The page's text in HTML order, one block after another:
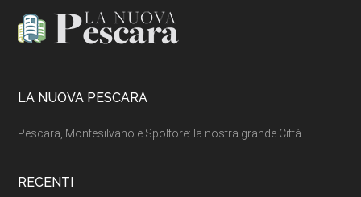
Footer
LA NUOVA PESCARA
Pescara, Montesilvano e Spoltore: la nostra grande Città
RECENTI